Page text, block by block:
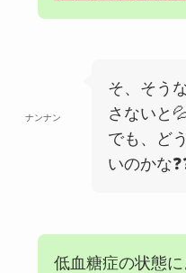
ナンナン
そ、そう
さないと
でも、ど
いのかな
低血糖症の状態